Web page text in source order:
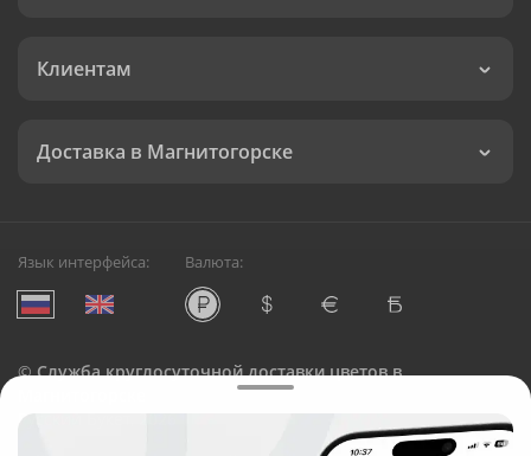
Клиентам
Доставка в Магнитогорске
Язык интерфейса: Валюта:
©Служба круглосуточной доставки цветов в
Русский Букет, 2026